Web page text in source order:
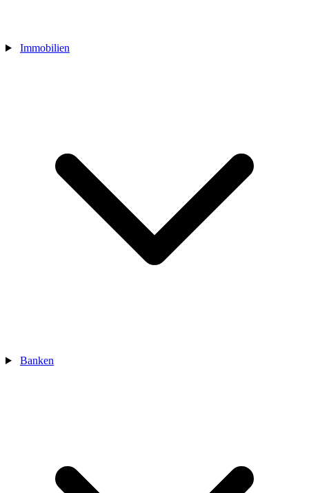
Immobilien
Banken